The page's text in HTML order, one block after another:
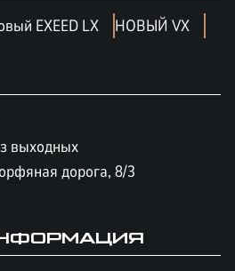
EXEED LX
НОВЫЙ VX
выходных
дорога, 8/3